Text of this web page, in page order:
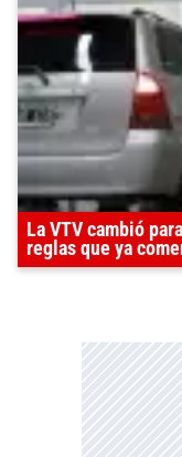
La VTV cambió
reglas que ya